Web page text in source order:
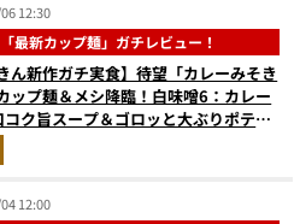
12:30
「最新カップ麺」ガチレビュー！
ん新作ガチ実食】待望「カレーみそき
ップ麺＆メシ降臨！白味噌6：カレー
ク旨スープ＆ゴロッと大ぶりポテト
12:00